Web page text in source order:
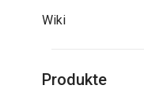
Wiki
Produkte